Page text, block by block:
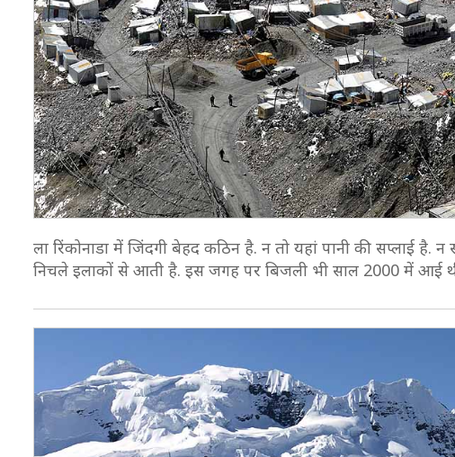
ला रिंकोनाडा में जिंदगी बेहद कठिन है. न तो यहां पानी की सप्लाई
निचले इलाकों से आती है. इस जगह पर बिजली भी साल 2000 में आई